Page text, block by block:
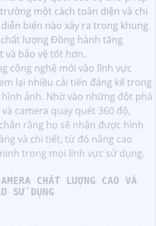
một cách toàn diện và chi
biến nào xảy ra trong khung
lượng Đồng hành tăng
và bảo vệ tốt hơn.
công nghệ mới vào lĩnh vực
lại nhiều cải tiến đáng kể trong
ảnh. Nhờ vào những đột phá
camera quay quét 360 độ,
rằng họ sẽ nhận được hình
và chi tiết, từ đó nâng cao
trong mọi lĩnh vực sử dụng.
CHẤT LƯỢNG CAO VÀ
SỬ DỤNG